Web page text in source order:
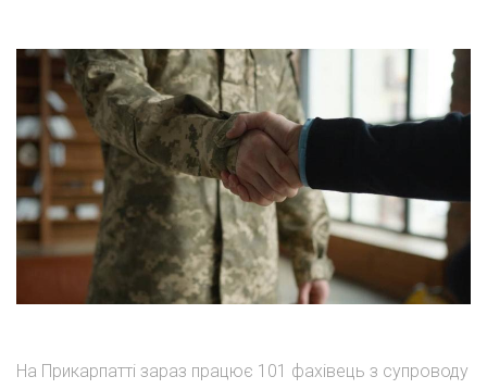
На Прикарпатті зараз працює 101 фахівець з супроводу